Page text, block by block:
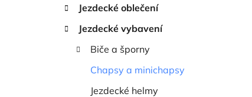
Jezdecké oblečení
Jezdecké vybavení
Biče a šporny
Chapsy a minichapsy
Jezdecké helmy